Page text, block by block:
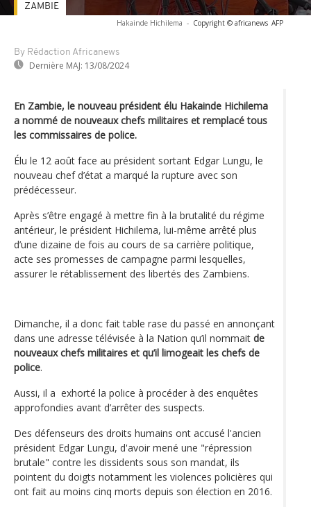
Hakainde Hichilema - Copyright © africanews AFP
By Rédaction Africanews
Dernière MAJ: 13/08/2024
ZAMBIE
En Zambie, le nouveau président élu Hakainde Hichilema
a nommé de nouveaux chefs militaires et remplacé tous
les commissaires de police.
Élu le 12 août face au président sortant Edgar Lungu, le
nouveau chef d’état a marqué la rupture avec son
prédécesseur.
Après s’être engagé à mettre fin à la brutalité du régime
antérieur, le président Hichilema, lui-même arrêté plus
d’une dizaine de fois au cours de sa carrière politique,
acte ses promesses de campagne parmi lesquelles,
assurer le rétablissement des libertés des Zambiens.
Dimanche, il a donc fait table rase du passé en annonçant
dans une adresse télévisée à la Nation qu’il nommait de
nouveaux chefs militaires et qu’il limogeait les chefs de
police.
Aussi, il a exhorté la police à procéder à des enquêtes
approfondies avant d’arrêter des suspects.
Des défenseurs des droits humains ont accusé l'ancien
président Edgar Lungu, d'avoir mené une "répression
brutale" contre les dissidents sous son mandat, ils
pointent du doigts notamment les violences policières qui
ont fait au moins cinq morts depuis son élection en 2016.